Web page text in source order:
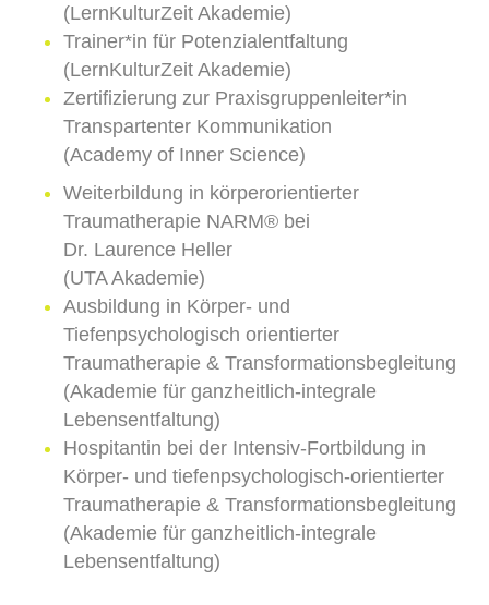
(LernKulturZeit Akademie)
Trainer*in für Potenzialentfaltung
(LernKulturZeit Akademie)
Zertifizierung zur Praxisgruppenleiter*in
Transpartenter Kommunikation
(Academy of Inner Science)
Weiterbildung in körperorientierter
Traumatherapie NARM® bei
Dr. Laurence Heller
(UTA Akademie)
Ausbildung in Körper- und
Tiefenpsychologisch orientierter
Traumatherapie & Transformationsbegleitung
(Akademie für ganzheitlich-integrale
Lebensentfaltung)
Hospitantin bei der Intensiv-Fortbildung in
Körper- und tiefenpsychologisch-orientierter
Traumatherapie & Transformationsbegleitung
(Akademie für ganzheitlich-integrale
Lebensentfaltung)